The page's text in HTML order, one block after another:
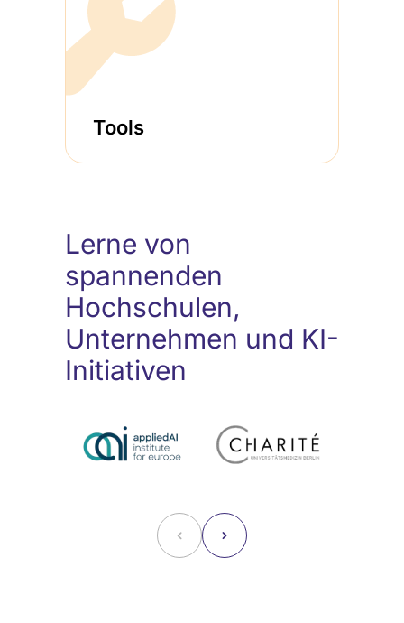
Tools
Lerne von
spannenden
Hochschulen,
Unternehmen und KI-
Initiativen
˂ ˃